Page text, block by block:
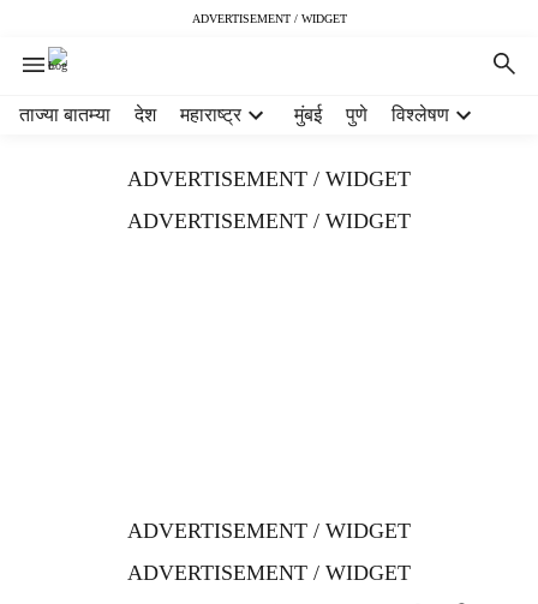
ADVERTISEMENT / WIDGET
ताज्या बातम्या देश महाराष्ट्र मुंबई पुणे विश्लेषण
ADVERTISEMENT / WIDGET
ADVERTISEMENT / WIDGET
ADVERTISEMENT / WIDGET
ADVERTISEMENT / WIDGET